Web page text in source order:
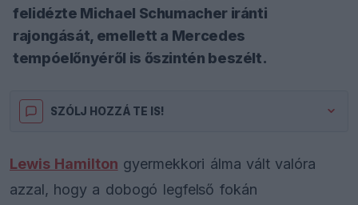
felidézte Michael Schumacher iránti
rajongását, emellett a Mercedes
tempóelőnyéről is őszintén beszélt.
SZÓLJ HOZZÁ TE IS!
Lewis Hamilton gyermekkori álma vált valóra
azzal, hogy a dobogó legfelső fokán